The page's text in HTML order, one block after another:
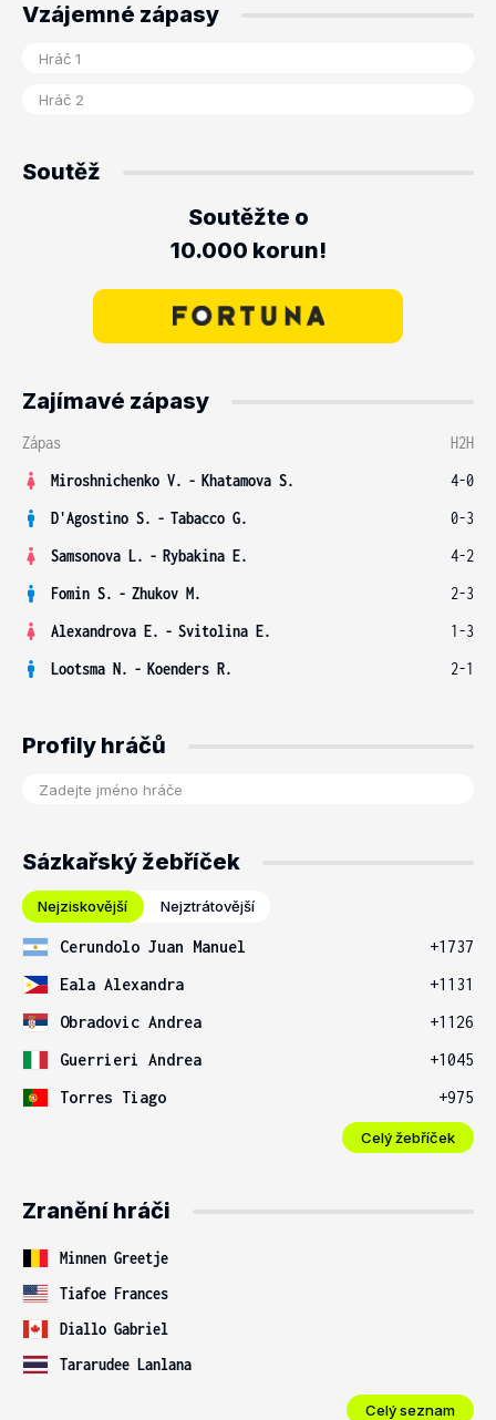
Vzájemné zápasy
Soutěž
Soutěžte o
10.000 korun!
Zajímavé zápasy
Zápas
H2H
Miroshnichenko V. - Khatamova S.
4-0
D'Agostino S. - Tabacco G.
0-3
Samsonova L. - Rybakina E.
4-2
Fomin S. - Zhukov M.
2-3
Alexandrova E. - Svitolina E.
1-3
Lootsma N. - Koenders R. 2-1
Profily hráčů
Sázkařský žebříček
Nejziskovější Nejztrátovější
Cerundolo Juan Manuel
+1737
Eala Alexandra
+1131
Obradovic Andrea
+1126
Guerrieri Andrea
+1045
Torres Tiago
+975
Celý žebříček
Zranění hráči
Minnen Greetje
Tiafoe Frances
Diallo Gabriel
Tararudee Lanlana
Celý seznam